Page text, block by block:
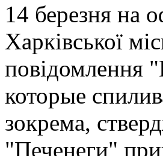
14 березня на
Харківської
повідомлення
которые
зокрема,
"Печенеги"